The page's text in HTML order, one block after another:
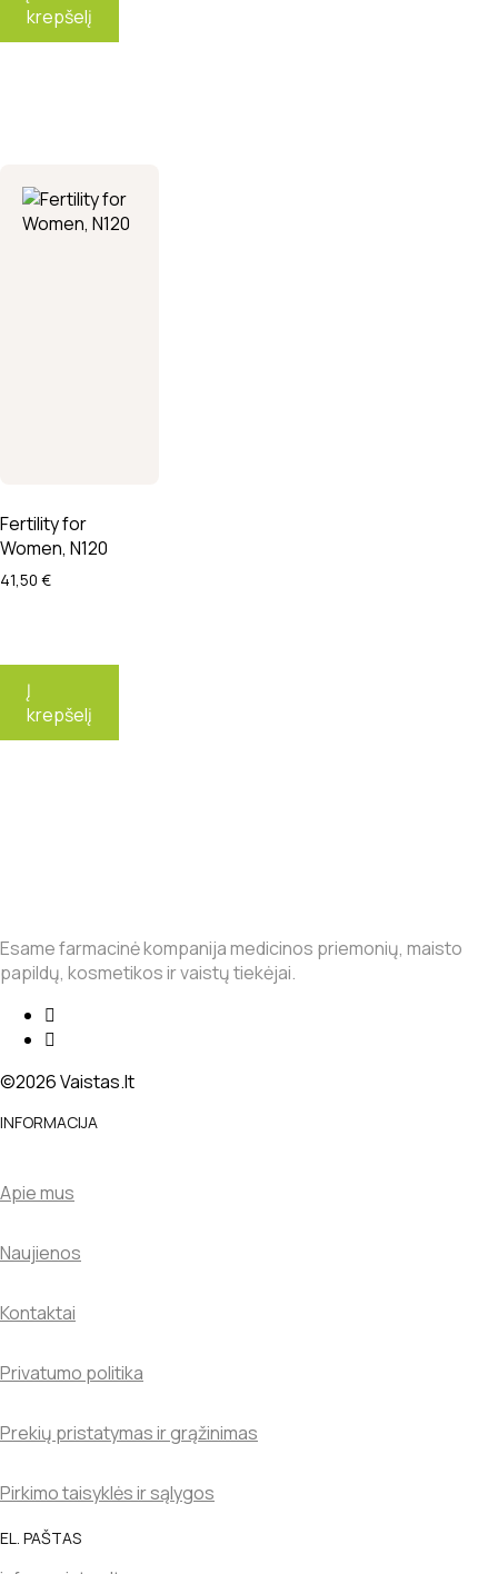
krepšelį
Fertility for
Women, N120
41,50 €
Į
krepšelį
Esame farmacinė kompanija medicinos priemonių, maisto
papildų, kosmetikos ir vaistų tiekėjai.
©2026 Vaistas.lt
INFORMACIJA
Apie mus
Naujienos
Kontaktai
Privatumo politika
Prekių pristatymas ir grąžinimas
Pirkimo taisyklės ir sąlygos
EL. PAŠTAS